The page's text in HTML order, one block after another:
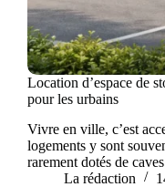
Location d’espace de
pour les urbains
Vivre en ville, c’est
logements y sont
rarement dotés de
La rédaction